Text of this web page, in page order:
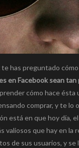
te has preguntado
en Facebook sean tan
cómo hace ésta
comprar, y te lo
está en que hoy día,
valiosos que hay en la
de sus usuarios, y se